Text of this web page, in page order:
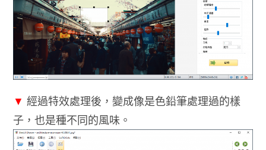
▼ 經過特效處理後，變成像是色鉛筆處理過的樣
子，也是種不同的風味。